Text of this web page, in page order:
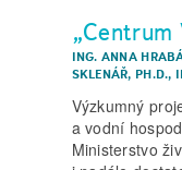
„Centrum
ING. ANNA
SKLENÁŘ, PH.D.,
Výzkumný
a vodní
Ministerstvo